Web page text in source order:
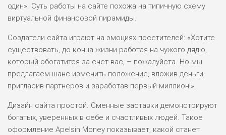
один». Суть работы на сайте похожа на типичную схему
виртуальной финансовой пирамиды.
Создатели сайта играют на эмоциях посетителей: «Хотите
существовать, до конца жизни работая на чужого дядю,
который обогатится за счет вас, – пожалуйста. Но мы
предлагаем шанс изменить положение, вложив деньги,
пригласив партнеров и заработав первый миллион!».
Дизайн сайта простой. Сменные заставки демонстрируют
богатых, уверенных в себе и счастливых людей. Такое
оформление Apelsin Money показывает, какой станет